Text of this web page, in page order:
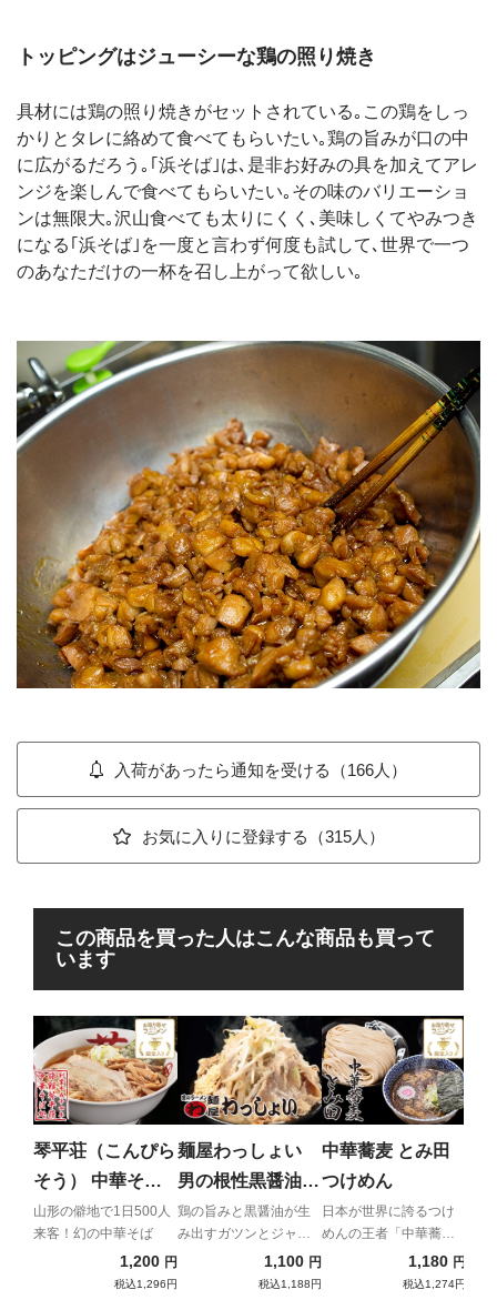
トッピングはジューシーな鶏の照り焼き
具材には鶏の照り焼きがセットされている｡この鶏をしっ
かりとタレに絡めて食べてもらいたい｡鶏の旨みが口の中
に広がるだろう｡｢浜そば｣は､是非お好みの具を加えてアレ
ンジを楽しんで食べてもらいたい｡その味のバリエーショ
ンは無限大｡沢山食べても太りにくく､美味しくてやみつき
になる｢浜そば｣を一度と言わず何度も試して､世界で一つ
のあなただけの一杯を召し上がって欲しい｡
入荷があったら通知を受ける（166人）
お気に入りに登録する（315人）
この商品を買った人はこんな商品も買って
います
琴平荘（こんぴら
そう） 中華そば
（あっさり）
山形の僻地で1日500人
来客！幻の中華そば
1,200 円
税込1,296円
麺屋わっしょい
男の根性黒醤油
（チャーシュー付
き）
鶏の旨みと黒醤油が生
み出すガツンとジャン
キーなインスパイア
1,100 円
税込1,188円
中華蕎麦 とみ田
つけめん
日本が世界に誇るつけ
めんの王者「中華蕎
1,180 円
税込1,274円